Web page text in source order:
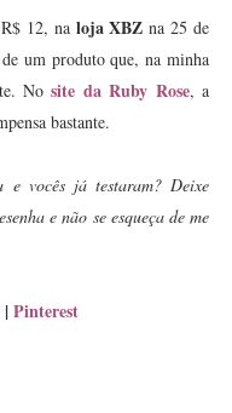
12, na loja XBZ na 25 de
um produto que, na minha
Nosite da Ruby Rose, a
bastante.
e vocês já testaram? Deixe
e não se esqueça de me
| Pinterest